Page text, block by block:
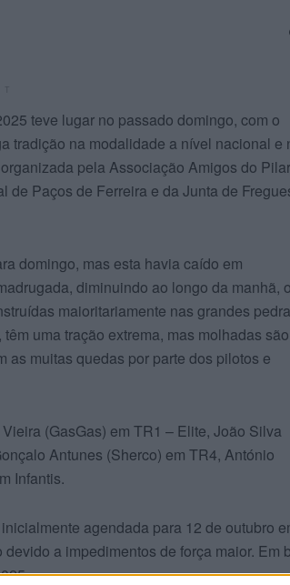
teve lugar no passado domingo, com o
tradição na modalidade a nível nacional e
pela Associação Amigos do
Paços de Ferreira e da Junta de
domingo, mas esta havia caído em
diminuindo ao longo da manhã,
maioritariamente nas grandes
uma tração extrema, mas molhadas são
as muitas quedas por parte dos pilotos e
(GasGas) em TR1 – Elite, João Silva
Antunes (Sherco) em TR4, António
Infantis.
agendada para 12 de outubro
a impedimentos de força maior. Em